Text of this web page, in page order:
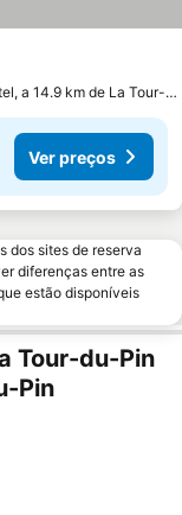
a 14.9 km de La Tour-
Ver preços
dos sites de reserva
diferenças entre as
estão disponíveis
Tour-du-Pin
Pin